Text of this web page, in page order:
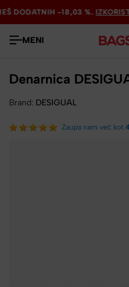
-18,03 %. IZKORISTI
-18,03 %. IZKORISTI
-18,03 %. IZKORISTI
MENI
Denarnica
Brand: DESIGUAL
Zaupa nam več kot